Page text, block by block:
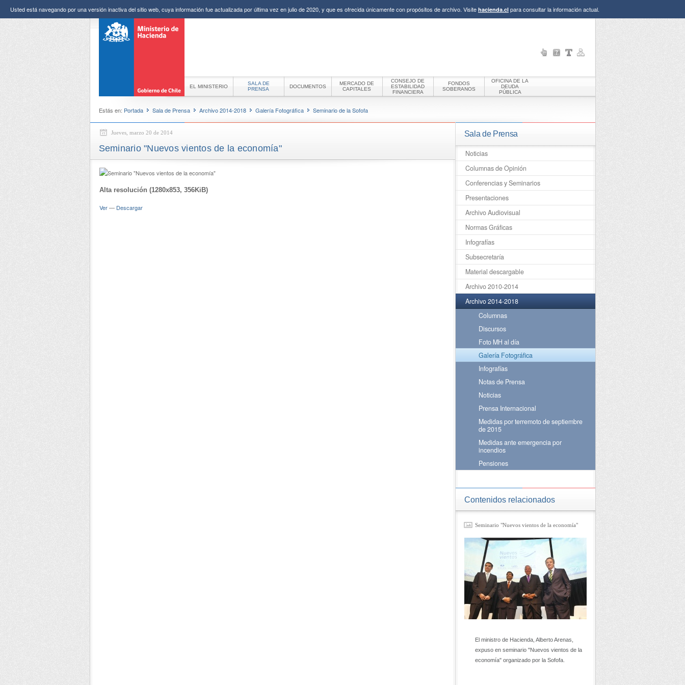
Usted está navegando por una versión inactiva del sitio web, cuya información fue actualizada por última vez en julio de 2020, y que es ofrecida únicamente con propósitos de archivo. Visite hacienda.cl para consultar la información actual.
EL MINISTERIO
SALA DE
PRENSA
DOCUMENTOS
MERCADO DE
CAPITALES
CONSEJO DE
ESTABILIDAD
FINANCIERA
FONDOS
SOBERANOS
OFICINA DE LA
DEUDA
PÚBLICA
Estás en: Portada Sala de Prensa Archivo 2014-2018 Galería Fotográfica Seminario de la Sofofa
Sala de Prensa
Noticias
Columnas de Opinión
Conferencias y Seminarios
Presentaciones
Archivo Audiovisual
Normas Gráficas
Infografías
Subsecretaría
Material descargable
Archivo 2010-2014
Archivo 2014-2018
Columnas
Discursos
Foto MH al día
Galería Fotográfica
Infografías
Notas de Prensa
Noticias
Prensa Internacional
Medidas por terremoto de septiembre
de 2015
Medidas ante emergencia por
incendios
Pensiones
Contenidos relacionados
Seminario "Nuevos vientos de la economía"
El ministro de Hacienda, Alberto Arenas,
expuso en seminario "Nuevos vientos de la
economía" organizado por la Sofofa.
Jueves, marzo 20 de 2014
Seminario "Nuevos vientos de la economía"
Alta resolución (1280x853, 356KiB)
Ver— Descargar